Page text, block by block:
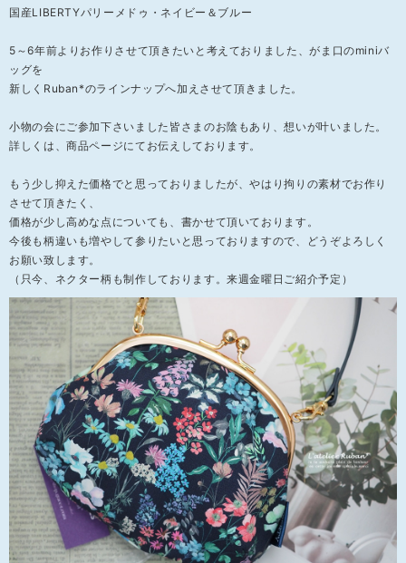
国産LIBERTYパリーメドゥ・ネイビー＆ブルー
5～6年前よりお作りさせて頂きたいと考えておりました、がま口のminiバ
ッグを
新しくRuban*のラインナップへ加えさせて頂きました。
小物の会にご参加下さいました皆さまのお陰もあり、想いが叶いました。
詳しくは、商品ページにてお伝えしております。
もう少し抑えた価格でと思っておりましたが、やはり拘りの素材でお作り
させて頂きたく、
価格が少し高めな点についても、書かせて頂いております。
今後も柄違いも増やして参りたいと思っておりますので、どうぞよろしく
お願い致します。
（只今、ネクター柄も制作しております。来週金曜日ご紹介予定）